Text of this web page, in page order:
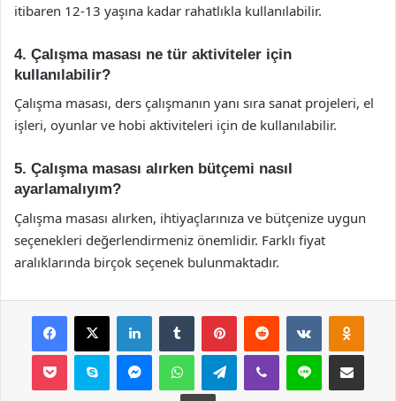
itibaren 12-13 yaşına kadar rahatlıkla kullanılabilir.
4. Çalışma masası ne tür aktiviteler için
kullanılabilir?
Çalışma masası, ders çalışmanın yanı sıra sanat projeleri, el
işleri, oyunlar ve hobi aktiviteleri için de kullanılabilir.
5. Çalışma masası alırken bütçemi nasıl
ayarlamalıyım?
Çalışma masası alırken, ihtiyaçlarınıza ve bütçenize uygun
seçenekleri değerlendirmeniz önemlidir. Farklı fiyat
aralıklarında birçok seçenek bulunmaktadır.
Facebook
X LinkedInTumblr PinterestReddit VKontakte
Pocket Skype MessengerWhatsAppTelegramViber Line E-Posta ile
Yazdır